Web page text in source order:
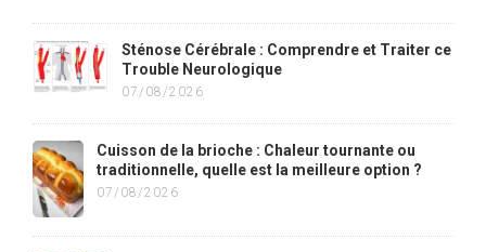
Sténose Cérébrale : Comprendre et Traiter ce
Trouble Neurologique
07/08/2026
Cuisson de la brioche : Chaleur tournante ou
traditionnelle, quelle est la meilleure option ?
07/08/2026